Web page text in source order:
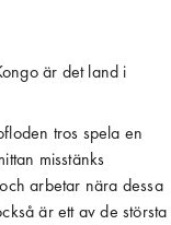
är det land i
tros spela en
misstänks
arbetar nära dessa
är ett av de största